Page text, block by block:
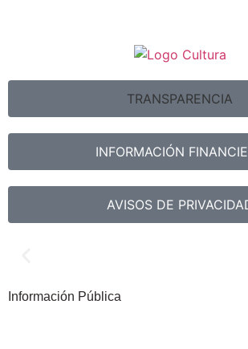
TRANSPARENCIA
INFORMACIÓN
AVISOS DE
CONSULTAR INFORMACIÓN
Información Pública